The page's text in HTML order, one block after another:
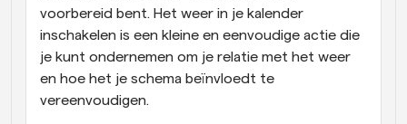
voorbereid bent. Het weer in je kalender
inschakelen is een kleine en eenvoudige actie die
je kunt ondernemen om je relatie met het weer
en hoe het je schema beïnvloedt te
vereenvoudigen.